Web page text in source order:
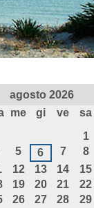
agosto 2026
me gi ve sa
1
5 6 7 8
12 13 14 15
19 20 21 22
26 27 28 29